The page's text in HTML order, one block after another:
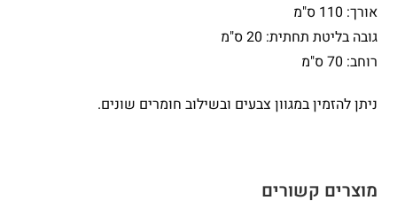
אורך: 110 ס"מ
גובה בליטת תחתית: 20 ס"מ
רוחב: 70 ס"מ
ניתן להזמין במגוון צבעים ובשילוב חומרים שונים.
מוצרים קשורים